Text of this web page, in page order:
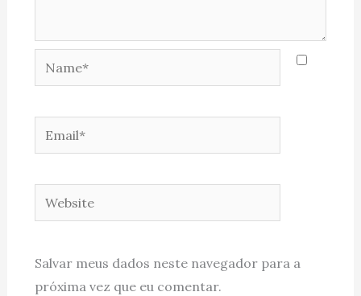
Name*
Email*
Website
Salvar meus dados neste navegador para a
próxima vez que eu comentar.